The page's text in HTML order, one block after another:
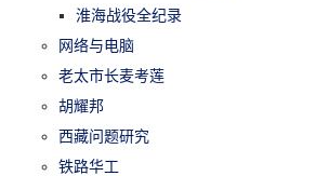
淮海战役全纪录
网络与电脑
老太市长麦考莲
胡耀邦
西藏问题研究
铁路华工